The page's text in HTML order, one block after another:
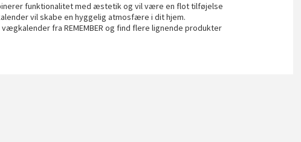
funktionalitet med æstetik og vil være en flot tilføjelse
vil skabe en hyggelig atmosfære i dit hjem.
fra REMEMBER og find flere lignende produkter